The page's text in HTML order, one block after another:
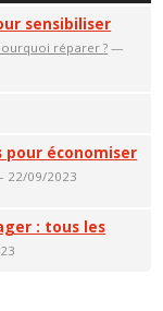
sensibiliser
réparer ? —
pour économiser
22/09/2023
: tous les